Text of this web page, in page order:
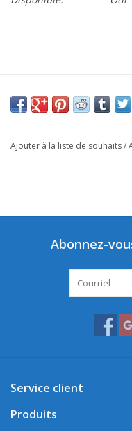
Ajouter à la liste de souhaits/
Abonnez-
Service client
Produits